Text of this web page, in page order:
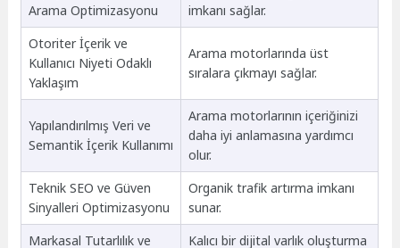
Arama Optimizasyonu
imkanı sağlar.
Otoriter İçerik ve
Kullanıcı Niyeti Odaklı
Yaklaşım
Arama motorlarında üst
sıralara çıkmayı sağlar.
Yapılandırılmış Veri ve
Semantik İçerik Kullanımı
Arama motorlarının içeriğinizi
daha iyi anlamasına yardımcı
olur.
Teknik SEO ve Güven
Sinyalleri Optimizasyonu
Organik trafik artırma imkanı
sunar.
Markasal Tutarlılık ve
Kalıcı bir dijital varlık oluşturma